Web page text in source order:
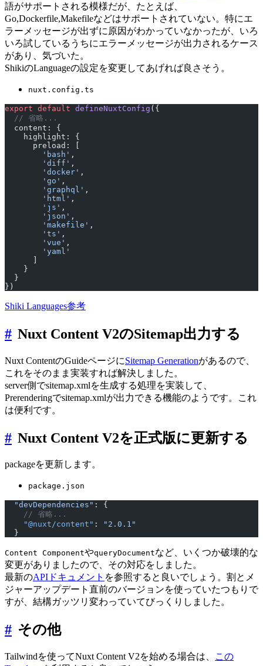
語がサポートされる模様だが、たとえば、
Go,Dockerfile,Makefileなどはサポートされていない。特にエ
ラーメッセージが出ずに原因がわかっていなかったが、いろ
いろ試しているうちにエラーメッセージが出力されるケース
があり、気づいた。
ShikiのLanguageの設定を変更してあげれば良さそう。
nuxt.config.ts
export default defineNuxtConfig ({
  // 省略...
  content: {
    highlight: {
      preload: [
        'bash'
,
        'diff'
,
        'docker'
,
        'go'
,
        'graphql'
,
        'html'
,
        'js'
,
        'json'
,
        'makefile'
,
        'ts'
,
        'vue'
,
        'yaml'
    }
  }
})
Shiki Languages参考
# Nuxt Content V2のSitemap出力する
Nuxt ContentのGuideページにSitemap Generationがあるので、
これをそのまま実装すれば解決しました。
server側でsitemap.xmlを生成する処理を実装して、
Prerenderingでsitemap.xmlが出力できる機能のようです。これ
は便利です。
# Nuxt Content V2を正式版に更新する
packageを更新します。
package.json
  "devDependencies"
: {
    // 省略...
    "@nuxt/content"
:
"2.0.1"
  }
Content ComponentやqueryDocumentなど、いくつか破壊的な
変更がありましたので、その対応をしました。
最新のAPIドキュメント を参照すると良いでしょう。割とメ
ジャーアップデート直前のバージョンを使っていたつもりで
すが、結構ガッツリ変わっていてびっくりしました。
# その他
Tailwindを使ってNuxt Content V2を始める場合は、
この